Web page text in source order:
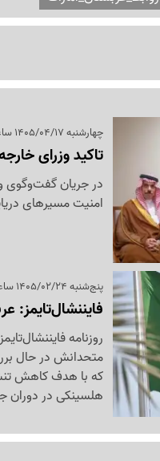
چهارشنبه 1405/04/17 ساعت 21:52
تاکید وزرای
در جریان گفت‌وگوی
امنیت مسیرهای
پنج‌شنبه 1405/02/24 ساعت 20:45
فایننشال‌تایمز:
روزنامه
متحدانش در حال
که با هدف کاهش
هلسینکی در دوران